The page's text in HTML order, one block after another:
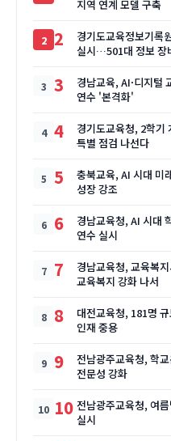
지역 연계 모델 구축
2
경기도교육정보기록
실시…501대 정보 장
3
경남교육, AI·디지털
연수 '본격화'
4
경기도교육청, 2학기
특별 점검 나선다
5
충북교육, AI 시대 미
성장 강조
6
경남교육청, AI 시대
연수 실시
7
경남교육청, 교육복
교육복지 강화 나서
8
대전교육청, 181명
인재 중용
9
전남광주교육청, 학
전문성 강화
10 전남광주교육청, 여
실시